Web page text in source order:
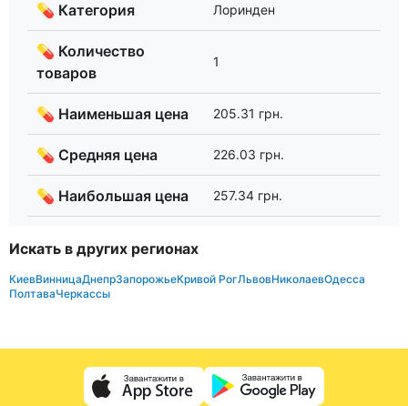
💊 Категория Лоринден
💊 Количество
товаров
1
💊 Наименьшая цена 205.31 грн.
💊 Средняя цена 226.03 грн.
💊 Наибольшая цена 257.34 грн.
Искать в других регионах
КиевВинницаДнепрЗапорожьеКривой РогЛьвовНиколаевОдесса
ПолтаваЧеркассы